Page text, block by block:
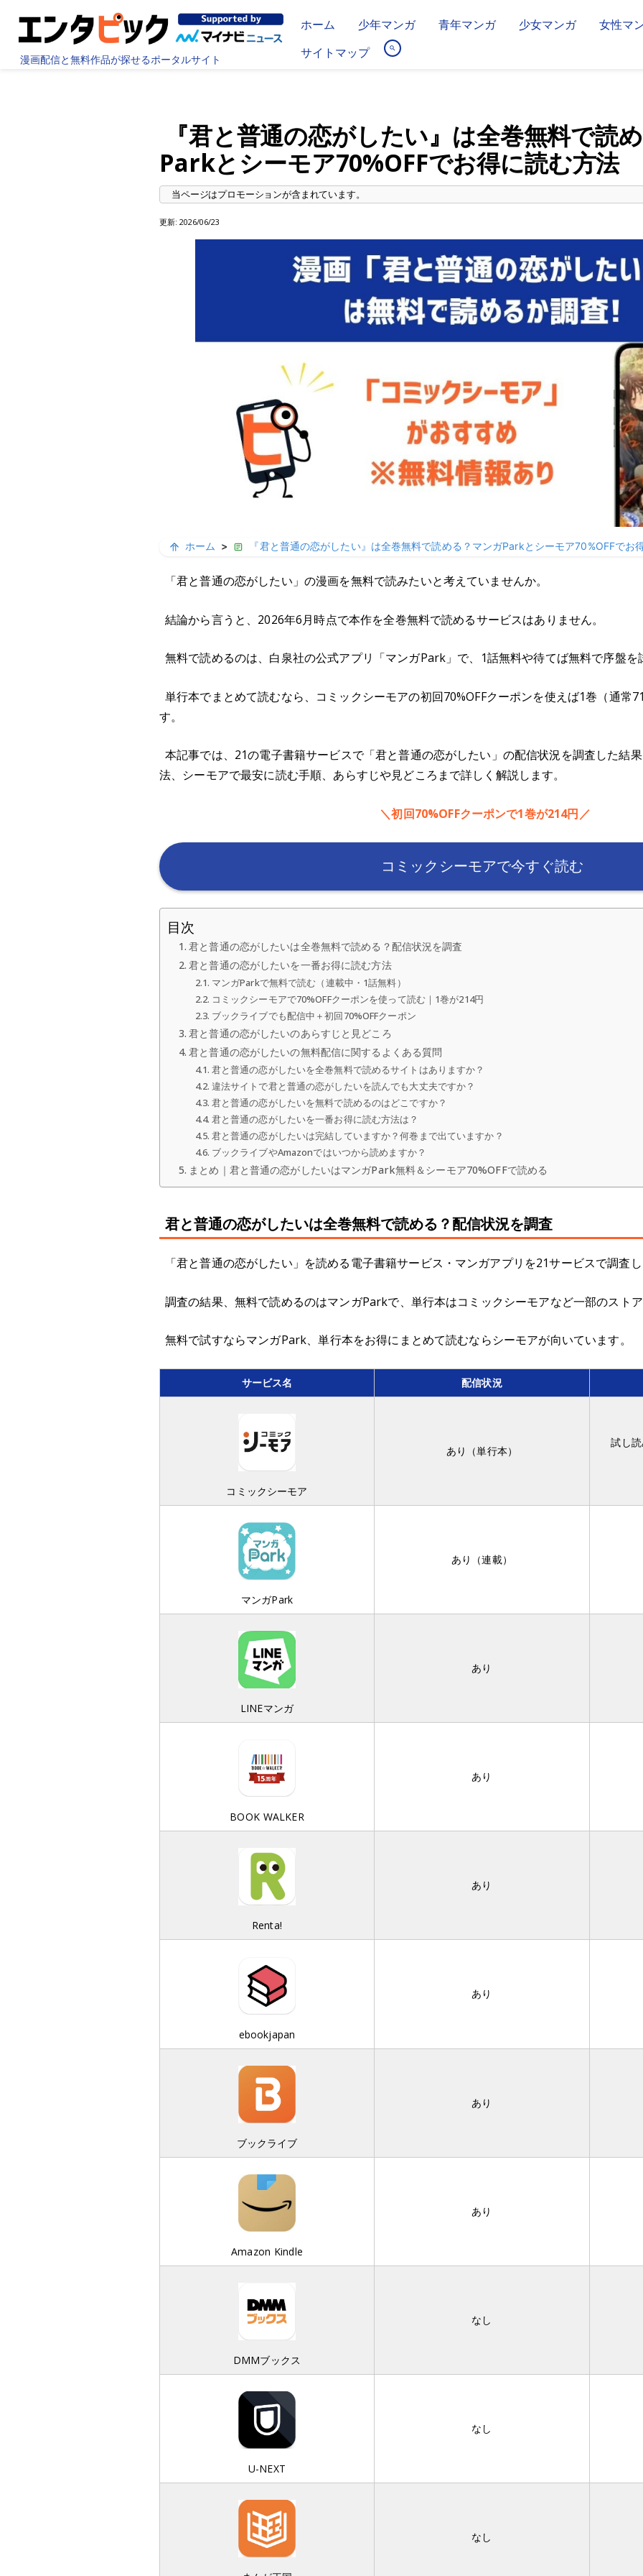
漫画配信と無料作品が探せるポータルサイト
ホーム 少年マンガ 青年マンガ 少女マンガ 女性マ
サイトマップ
『君と普通の恋がしたい』は全巻無料で読
Parkとシーモア70%OFFでお得に読む方法
更新: 2026/06/23
ホーム > 『君と普通の恋がしたい』は全巻無料で読める？マンガParkとシーモア70%OFFでお
「君と普通の恋がしたい」の漫画を無料で読みたいと考えていませんか。
結論から言うと、2026年6月時点で本作を全巻無料で読めるサービスはありません。
無料で読めるのは、白泉社の公式アプリ「マンガPark」で、1話無料や待てば無料で序盤を
単行本でまとめて読むなら、コミックシーモアの初回70%OFFクーポンを使えば1巻（通常
す。
本記事では、21の電子書籍サービスで「君と普通の恋がしたい」の配信状況を調査した結
法、シーモアで最安に読む手順、あらすじや見どころまで詳しく解説します。
＼初回70%OFFクーポンで1巻が214円／
コミックシーモアで今すぐ読む
目次
君と普通の恋がしたいは全巻無料で読める？配信状況を調査
君と普通の恋がしたいを一番お得に読む方法
マンガParkで無料で読む（連載中・1話無料）
コミックシーモアで70%OFFクーポンを使って読む｜1巻が214円
ブックライブでも配信中＋初回70%OFFクーポン
君と普通の恋がしたいのあらすじと見どころ
君と普通の恋がしたいの無料配信に関するよくある質問
君と普通の恋がしたいを全巻無料で読めるサイトはありますか？
違法サイトで君と普通の恋がしたいを読んでも大丈夫ですか？
君と普通の恋がしたいを無料で読めるのはどこですか？
君と普通の恋がしたいを一番お得に読む方法は？
君と普通の恋がしたいは完結していますか？何巻まで出ていますか？
ブックライブやAmazonではいつから読めますか？
まとめ｜君と普通の恋がしたいはマンガPark無料＆シーモア70%OFFで読める
君と普通の恋がしたいは全巻無料で読める？配信状況を調査
「君と普通の恋がしたい」を読める電子書籍サービス・マンガアプリを21サービスで調査
調査の結果、無料で読めるのはマンガParkで、単行本はコミックシーモアなど一部のストア
無料で試すならマンガPark、単行本をお得にまとめて読むならシーモアが向いています。
サービス名 配信状況
コミックシーモア
あり（単行本）
試し
マンガPark
あり（連載）
LINEマンガ
あり
BOOK WALKER
あり
Renta!
あり
ebookjapan
あり
ブックライブ
あり
Amazon Kindle
あり
DMMブックス
なし
U-NEXT
なし
なし